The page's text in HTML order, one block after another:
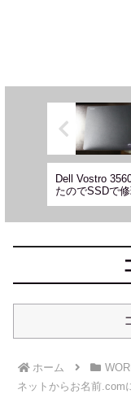
Dell Vostro
たのでSSDで
ホーム
ネットからお名前.com